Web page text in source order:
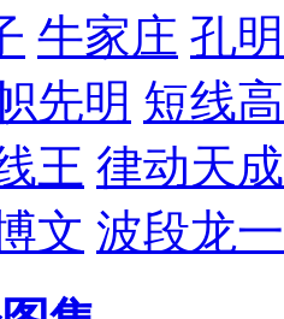
牛家庄 孔
先明 短线
王 律动天成
文 波段龙一